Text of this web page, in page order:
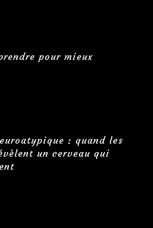
pour mieux
: quand les
un cerveau qui